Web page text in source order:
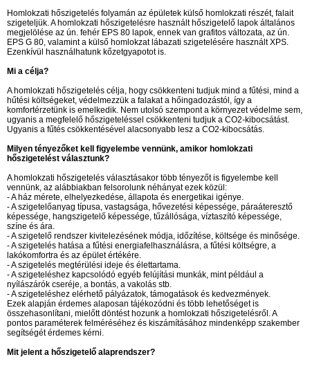
Homlokzati hőszigetelés folyamán az épületek külső homlokzati részét, falait
szigeteljük. A homlokzati hőszigetelésre használt hőszigetelő lapok általános
megjelölése az ún. fehér EPS 80 lapok, ennek van grafitos változata, az ún.
EPS G 80, valamint a külső homlokzat lábazati szigetelésére használt XPS.
Ezenkívül használhatunk kőzetgyapotot is.
Mi a célja?
A homlokzati hőszigetelés célja, hogy csökkenteni tudjuk mind a fűtési, mind a
hűtési költségeket, védelmezzük a falakat a hőingadozástól, így a
komfortérzetünk is emelkedik. Nem utolsó szempont a környezet védelme sem,
ugyanis a megfelelő hőszigeteléssel csökkenteni tudjuk a CO2-kibocsátást.
Ugyanis a fűtés csökkentésével alacsonyabb lesz a CO2-kibocsátás.
Milyen tényezőket kell figyelembe vennünk, amikor homlokzati
hőszigetelést választunk?
A homlokzati hőszigetelés választásakor több tényezőt is figyelembe kell
vennünk, az alábbiakban felsorolunk néhányat ezek közül:
- A ház mérete, elhelyezkedése, állapota és energetikai igénye.
- A szigetelőanyag típusa, vastagsága, hővezetési képessége, páraáteresztő
képessége, hangszigetelő képessége, tűzállósága, víztaszító képessége,
színe és ára.
- A szigetelő rendszer kivitelezésének módja, időzítése, költsége és minősége.
- A szigetelés hatása a fűtési energiafelhasználásra, a fűtési költségre, a
lakókomfortra és az épület értékére.
- A szigetelés megtérülési ideje és élettartama.
- A szigeteléshez kapcsolódó egyéb felújítási munkák, mint például a
nyílászárók cseréje, a bontás, a vakolás stb.
- A szigeteléshez elérhető pályázatok, támogatások és kedvezmények.
Ezek alapján érdemes alaposan tájékozódni és több lehetőséget is
összehasonlítani, mielőtt döntést hozunk a homlokzati hőszigetelésről. A
pontos paraméterek felméréséhez és kiszámításához mindenképp szakember
segítségét érdemes kérni.
Mit jelent a hőszigetelő alaprendszer?